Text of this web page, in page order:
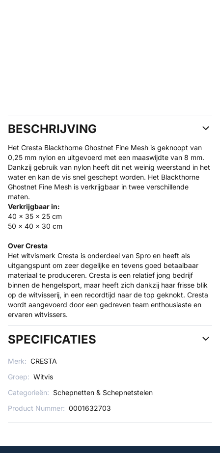
BESCHRIJVING
Het Cresta Blackthorne Ghostnet Fine Mesh is geknoopt van
0,25 mm nylon en uitgevoerd met een maaswijdte van 8 mm.
Dankzij gebruik van nylon heeft dit net weinig weerstand in het
water en kan de vis snel geschept worden. Het Blackthorne
Ghostnet Fine Mesh is verkrijgbaar in twee verschillende
maten.
Verkrijgbaar in:
40 x 35 x 25 cm
50 x 40 x 30 cm
Over Cresta
Het witvismerk Cresta is onderdeel van Spro en heeft als
uitgangspunt om zeer degelijke en tevens goed betaalbaar
materiaal te produceren. Cresta is een relatief jong bedrijf
binnen de hengelsport, maar heeft zich dankzij haar frisse blik
op de witvisserij, in een recordtijd naar de top geknokt. Cresta
wordt aangevoerd door een gedreven team enthousiaste en
ervaren witvissers.
SPECIFICATIES
Merk: CRESTA
Groep: Witvis
Categorieën: Schepnetten & Schepnetstelen
Product Nummer: 0001632703